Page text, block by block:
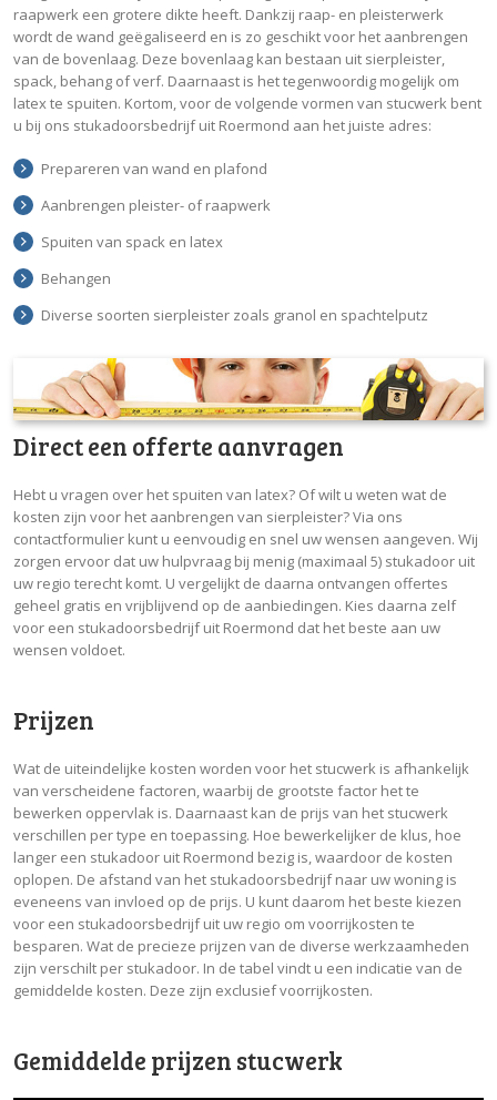
raapwerk een grotere dikte heeft. Dankzij raap- en pleisterwerk
wordt de wand geëgaliseerd en is zo geschikt voor het aanbrengen
van de bovenlaag. Deze bovenlaag kan bestaan uit sierpleister,
spack, behang of verf. Daarnaast is het tegenwoordig mogelijk om
latex te spuiten. Kortom, voor de volgende vormen van stucwerk bent
u bij ons stukadoorsbedrijf uit Roermond aan het juiste adres:
Prepareren van wand en plafond
Aanbrengen pleister- of raapwerk
Spuiten van spack en latex
Behangen
Diverse soorten sierpleister zoals granol en spachtelputz
Direct een offerte aanvragen
Hebt u vragen over het spuiten van latex? Of wilt u weten wat de
kosten zijn voor het aanbrengen van sierpleister? Via ons
contactformulier kunt u eenvoudig en snel uw wensen aangeven. Wij
zorgen ervoor dat uw hulpvraag bij menig (maximaal 5) stukadoor uit
uw regio terecht komt. U vergelijkt de daarna ontvangen offertes
geheel gratis en vrijblijvend op de aanbiedingen. Kies daarna zelf
voor een stukadoorsbedrijf uit Roermond dat het beste aan uw
wensen voldoet.
Prijzen
Wat de uiteindelijke kosten worden voor het stucwerk is afhankelijk
van verscheidene factoren, waarbij de grootste factor het te
bewerken oppervlak is. Daarnaast kan de prijs van het stucwerk
verschillen per type en toepassing. Hoe bewerkelijker de klus, hoe
langer een stukadoor uit Roermond bezig is, waardoor de kosten
oplopen. De afstand van het stukadoorsbedrijf naar uw woning is
eveneens van invloed op de prijs. U kunt daarom het beste kiezen
voor een stukadoorsbedrijf uit uw regio om voorrijkosten te
besparen. Wat de precieze prijzen van de diverse werkzaamheden
zijn verschilt per stukadoor. In de tabel vindt u een indicatie van de
gemiddelde kosten. Deze zijn exclusief voorrijkosten.
Gemiddelde prijzen stucwerk